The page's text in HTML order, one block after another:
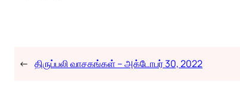
← திருப்பலி வாசகங்கள் – அக்டோபர் 30, 2022